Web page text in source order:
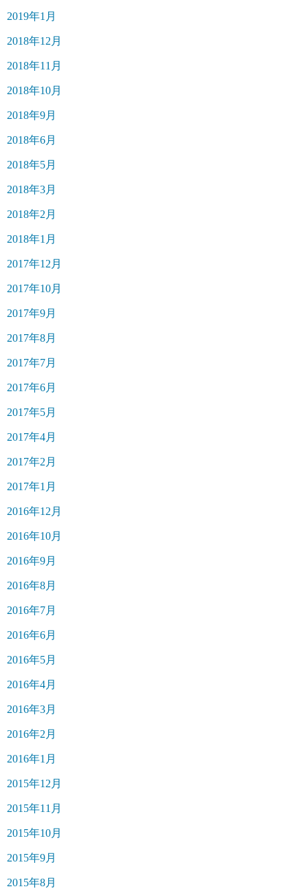
2019年1月
2018年12月
2018年11月
2018年10月
2018年9月
2018年6月
2018年5月
2018年3月
2018年2月
2018年1月
2017年12月
2017年10月
2017年9月
2017年8月
2017年7月
2017年6月
2017年5月
2017年4月
2017年2月
2017年1月
2016年12月
2016年10月
2016年9月
2016年8月
2016年7月
2016年6月
2016年5月
2016年4月
2016年3月
2016年2月
2016年1月
2015年12月
2015年11月
2015年10月
2015年9月
2015年8月